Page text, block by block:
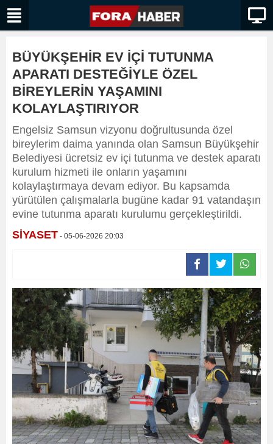
BÜYÜKŞEHİR EV İÇİ TUTUNMA
APARATI DESTEĞİYLE ÖZEL
BİREYLERİN YAŞAMINI
KOLAYLAŞTIRIYOR
Engelsiz Samsun vizyonu doğrultusunda özel
bireylerim daima yanında olan Samsun Büyükşehir
Belediyesi ücretsiz ev içi tutunma ve destek aparatı
kurulum hizmeti ile onların yaşamını
kolaylaştırmaya devam ediyor. Bu kapsamda
yürütülen çalışmalarla bugüne kadar 91 vatandaşın
evine tutunma aparatı kurulumu gerçekleştirildi.
SİYASET - 05-06-2026 20:03